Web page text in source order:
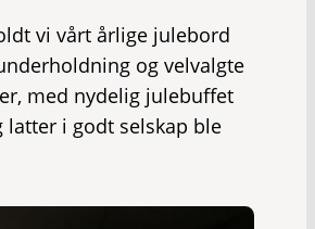
vi vårt årlige julebord
og velvalgte
med nydelig julebuffet
latter i godt selskap ble